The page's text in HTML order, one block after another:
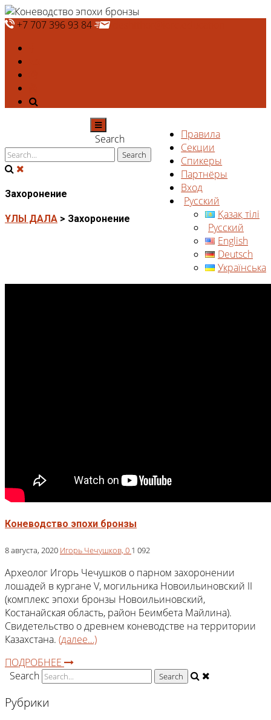
+7 707 396 93 84
Правила
Секции
Спикеры
Партнёры
Вход
Русский
Қазақ тілі
Русский
English
Deutsch
Українська
Search
Захоронение
ҰЛЫ ДАЛА > Захоронение
Коневодство эпохи бронзы
8 августа, 2020 Игорь Чечушков, 0 1 092
Археолог Игорь Чечушков о парном захоронении
лошадей в кургане V, могильника Новоильиновский II
(комплекс эпохи бронзы Новоильиновский,
Костанайская область, район Беимбета Майлина).
Свидетельство о древнем коневодстве на территории
Казахстана. (далее…)
ПОДРОБНЕЕ
Search
Рубрики